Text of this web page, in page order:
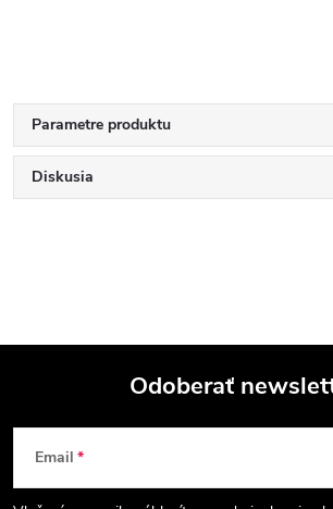
Parametre produktu
Diskusia
Z
á
Odoberať
Email